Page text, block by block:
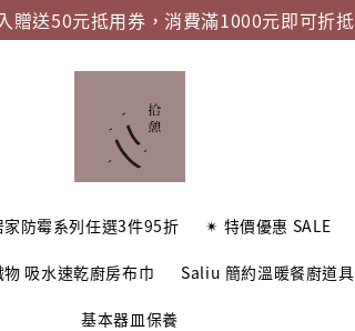
贈送50元抵用券，消費滿1000元即可折
防霉系列任選3件95折 ✴︎ 特價優惠 SALE
物 吸水速乾廚房布巾 Saliu 簡約溫暖餐廚道具
基本器皿保養